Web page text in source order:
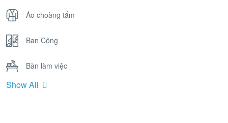
Áo choàng tắm
Ban Công
Bàn làm việc
Bồn Tắm Nằm
Show All